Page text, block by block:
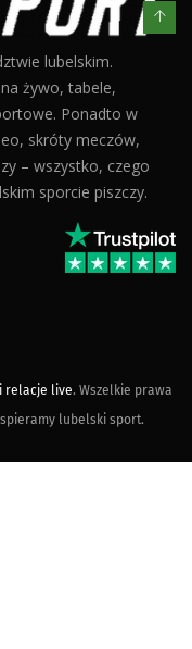
lubelskim.
żywo, tabele,
Ponadto w
skróty meczów,
– wszystko, czego
sporcie piszczy.
relacje live. Wszelkie prawa
lubelski sport.